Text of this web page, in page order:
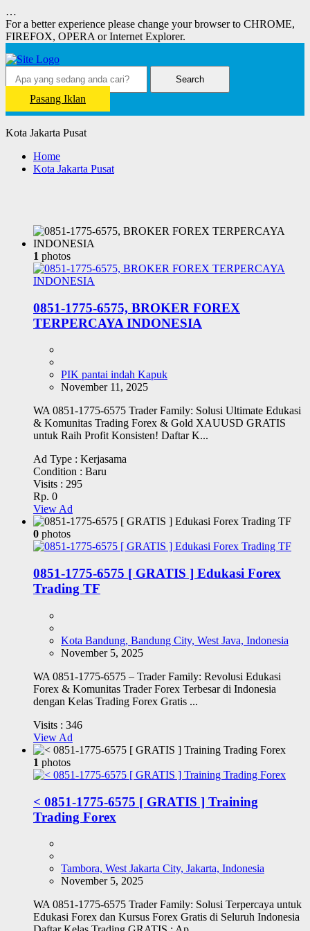
…
For a better experience please change your browser to CHROME,
FIREFOX, OPERA or Internet Explorer.
Search
Pasang Iklan
Kota Jakarta Pusat
Home
Kota Jakarta Pusat
1 photos
0851-1775-6575, BROKER FOREX
TERPERCAYA INDONESIA
PIK pantai indah Kapuk
November 11, 2025
WA 0851-1775-6575 Trader Family: Solusi Ultimate Edukasi
& Komunitas Trading Forex & Gold XAUUSD GRATIS
untuk Raih Profit Konsisten! Daftar K...
Ad Type : Kerjasama
Condition : Baru
Visits : 295
Rp. 0
View Ad
0 photos
0851-1775-6575 [ GRATIS ] Edukasi Forex
Trading TF
Kota Bandung, Bandung City, West Java, Indonesia
November 5, 2025
WA 0851-1775-6575 – Trader Family: Revolusi Edukasi
Forex & Komunitas Trader Forex Terbesar di Indonesia
dengan Kelas Trading Forex Gratis ...
Visits : 346
View Ad
1 photos
< 0851-1775-6575 [ GRATIS ] Training
Trading Forex
Tambora, West Jakarta City, Jakarta, Indonesia
November 5, 2025
WA 0851-1775-6575 Trader Family: Solusi Terpercaya untuk
Edukasi Forex dan Kursus Forex Gratis di Seluruh Indonesia